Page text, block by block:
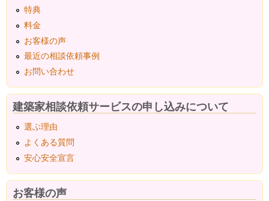
特典
料金
お客様の声
最近の相談依頼事例
お問い合わせ
建築家相談依頼サービスの申し込みについて
選ぶ理由
よくある質問
安心安全宣言
お客様の声